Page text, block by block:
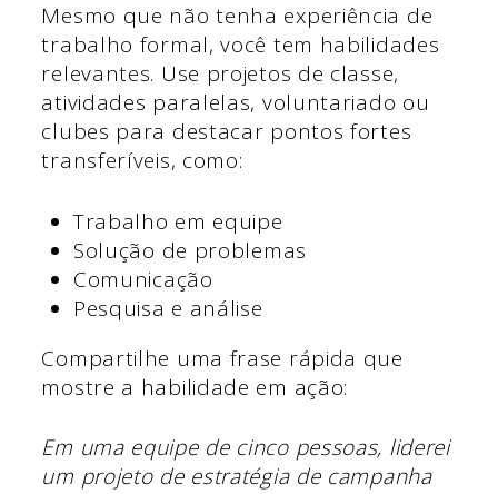
Mesmo que não tenha experiência de
trabalho formal, você tem habilidades
relevantes. Use projetos de classe,
atividades paralelas, voluntariado ou
clubes para destacar pontos fortes
transferíveis, como:
Trabalho em equipe
Solução de problemas
Comunicação
Pesquisa e análise
Compartilhe uma frase rápida que
mostre a habilidade em ação:
Em uma equipe de cinco pessoas, liderei
um projeto de estratégia de campanha